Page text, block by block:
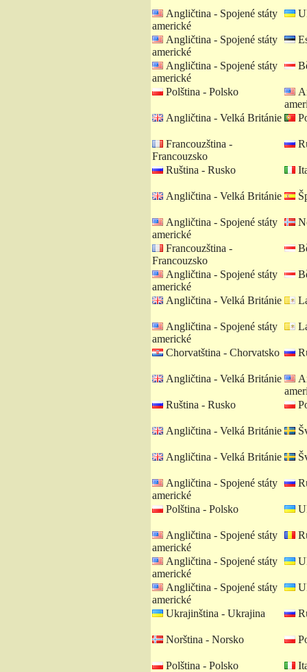
Angličtina - Spojené státy
americké
Angličtina - Spojené státy
americké
Angličtina - Spojené státy
americké
Polština - Polsko
Angličtina - Velká Británie
Francouzština -
Francouzsko
Ruština - Rusko
Angličtina - Velká Británie
Angličtina - Spojené státy
americké
Francouzština -
Francouzsko
Angličtina - Spojené státy
americké
Angličtina - Velká Británie
Angličtina - Spojené státy
americké
Chorvatština - Chorvatsko
Angličtina - Velká Británie
Ruština - Rusko
Angličtina - Velká Británie
Angličtina - Velká Británie
Angličtina - Spojené státy
americké
Polština - Polsko
Angličtina - Spojené státy
americké
Angličtina - Spojené státy
americké
Angličtina - Spojené státy
americké
Ukrajinština - Ukrajina
Norština - Norsko
Polština - Polsko